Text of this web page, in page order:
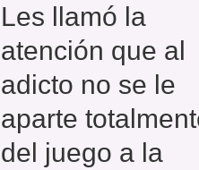
Les llamó la
atención que al
adicto no se le
aparte
del juego a la